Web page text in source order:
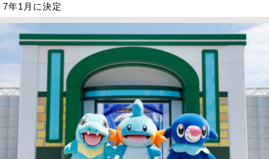
7年1月に決定